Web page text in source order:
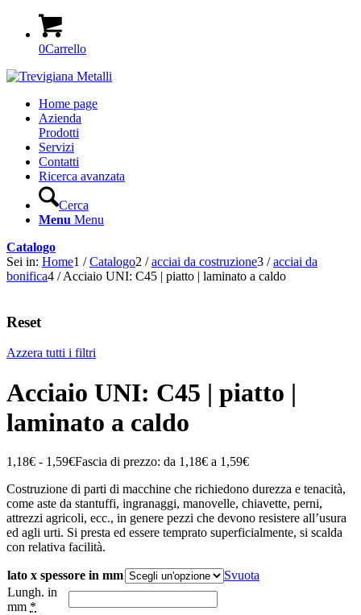
0Carrello
Home page
Azienda
Prodotti
Servizi
Contatti
Ricerca avanzata
Cerca
Menu Menu
Catalogo
Sei in: Home1 / Catalogo2 / acciai da costruzione3 / acciai da
bonifica4 / Acciaio UNI: C45 | piatto | laminato a caldo
Reset
Azzera tutti i filtri
Acciaio UNI: C45 | piatto |
laminato a caldo
1,18€ - 1,59€Fascia di prezzo: da 1,18€ a 1,59€
Costruzione di parti di macchine che richiedono durezza e tenacità,
come aste da stantuffi, ingranaggi, manovelle, chiavette, perni,
attrezzi agricoli, ecc., in genere pezzi che devono resistere all’usura
ed agli urti. Si presta ed essere temprato superficialmente, si scalda
con relativa facilità.
lato x spessore in mm
Svuota
Lungh. in
mm *